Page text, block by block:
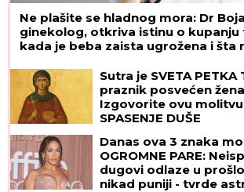
Ne plašite se hladnog mora: Dr
ginekolog, otkriva istinu o kupanju
kada je beba zaista ugrožena i šta
Sutra je SVETA PETKA
praznik posvećen
Izgovorite ovu molitvu
SPASENJE DUŠE
Danas ova 3 znaka
OGROMNE PARE:
dugovi odlaze u
nikad puniji - tvrde